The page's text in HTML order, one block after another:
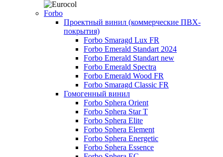
Forbo
Проектный винил (коммерческие ПВХ-
покрытия)
Forbo Smaragd Lux FR
Forbo Emerald Standart 2024
Forbo Emerald Standart new
Forbo Emerald Spectra
Forbo Emerald Wood FR
Forbo Smaragd Classic FR
Гомогенный винил
Forbo Sphera Orient
Forbo Sphera Star T
Forbo Sphera Elite
Forbo Sphera Element
Forbo Sphera Energetic
Forbo Sphera Essence